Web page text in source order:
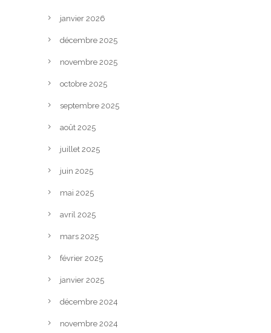
janvier 2026
décembre 2025
novembre 2025
octobre 2025
septembre 2025
août 2025
juillet 2025
juin 2025
mai 2025
avril 2025
mars 2025
février 2025
janvier 2025
décembre 2024
novembre 2024